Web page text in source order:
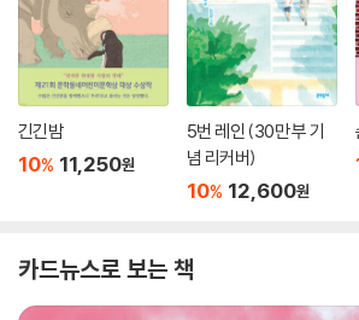
긴긴밤
10% 11,250원
5번 레인 (30만 부 기
념 리커버)
10% 12,600원
카드뉴스로 보는 책